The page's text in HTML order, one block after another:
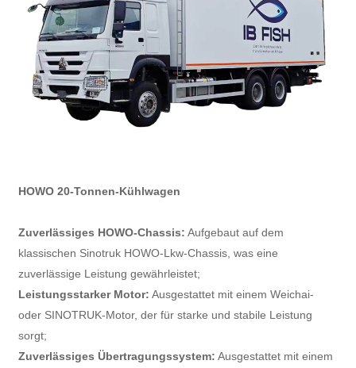
HOWO 20-Tonnen-Kühlwagen
Zuverlässiges HOWO-Chassis: Aufgebaut auf dem
klassischen Sinotruk HOWO-Lkw-Chassis, was eine
zuverlässige Leistung gewährleistet;
Leistungsstarker Motor: Ausgestattet mit einem Weichai-
oder SINOTRUK-Motor, der für starke und stabile Leistung
sorgt;
Zuverlässiges Übertragungssystem: Ausgestattet mit einem